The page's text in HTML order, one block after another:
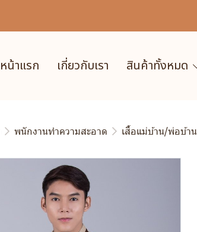
หน้าแรก เกี่ยวกับเรา สินค้าทั้งหมด
พนักงานทำความสะอาด เสื้อแม่บ้าน/พ่อบ้าน